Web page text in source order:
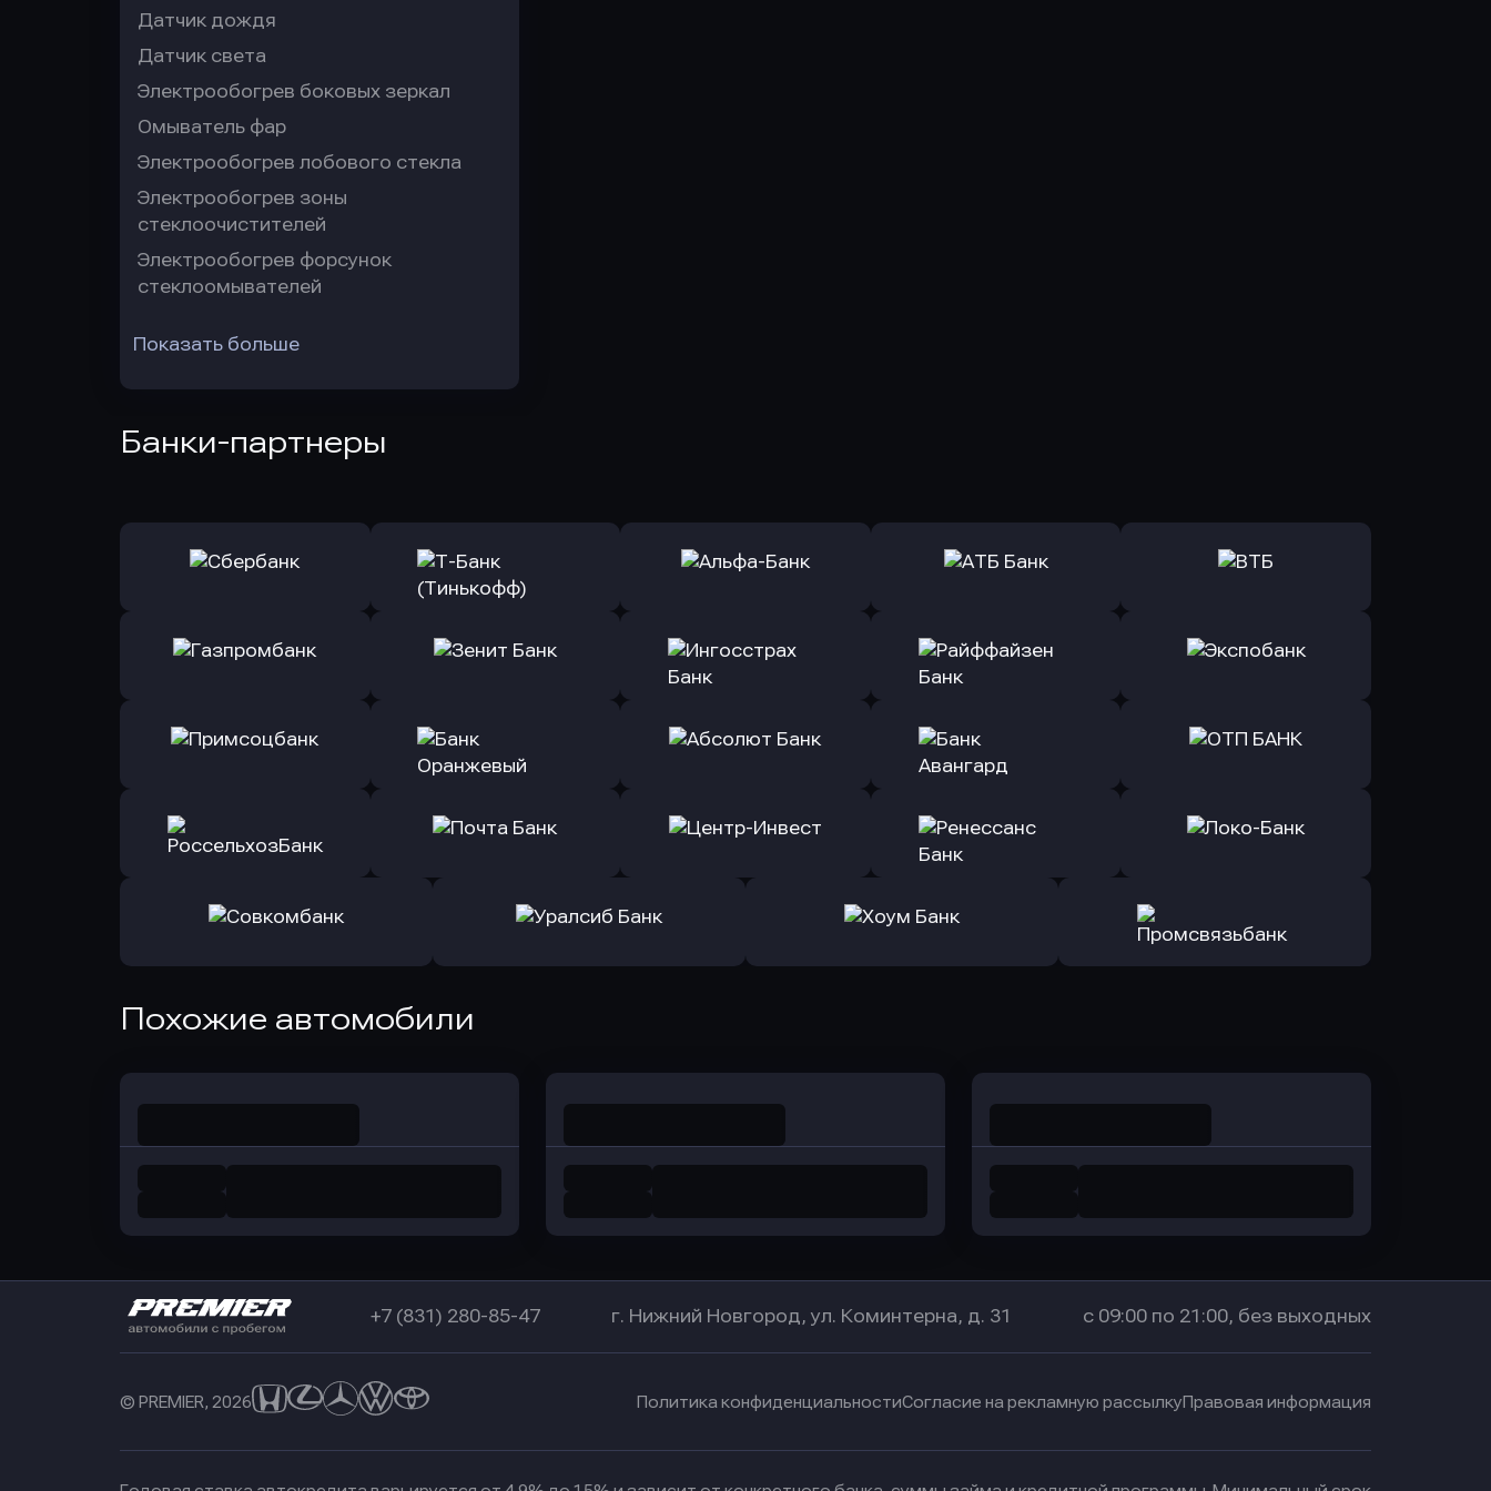
Датчик дождя
Датчик света
Электрообогрев боковых зеркал
Омыватель фар
Электрообогрев лобового стекла
Электрообогрев зоны
стеклоочистителей
Электрообогрев форсунок
стеклоомывателей
Показать больше
Банки-партнеры
Оправить заявку
Оправить заявку
Оправить заявку
в Альфа-Банк
Оправить заявку
в АТБ Банк
Оправить заявку
Оправить заявку
Оправить заявку
в Зенит Банк
Оправить заявку
Оправить заявку
в Райффайзен Банк
Оправить заявку
Оправить заявку
в Примсоцбанк
Оправить заявку
Оправить заявку
Оправить заявку
в Банк Авангард
Оправить заявку
Оправить заявку
Оправить заявку
Оправить заявку
в Локо-Банк
в Совкомбанк
Похожие автомобили
+7 (831) 280-85-47 г. Нижний Новгород, ул. Коминтерна, д. 31 с 09:00 по 21:00, без выходных
© PREMIER, 2026 Политика конфиденциальностиСогласие на рекламную рассылкуПравовая информация